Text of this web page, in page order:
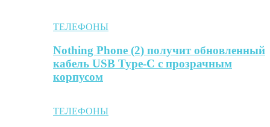
ТЕЛЕФОНЫ
Nothing Phone (2) получит обновленный
кабель USB Type-C с прозрачным
корпусом
ТЕЛЕФОНЫ